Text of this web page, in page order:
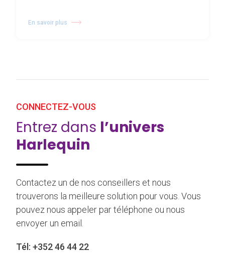
En savoir plus
CONNECTEZ-VOUS
Entrez dans l’univers
Harlequin
Contactez un de nos conseillers et nous
trouverons la meilleure solution pour vous. Vous
pouvez nous appeler par téléphone ou nous
envoyer un email.
Tél: +352 46 44 22